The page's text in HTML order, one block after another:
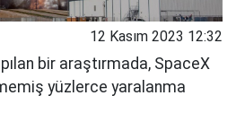
12 Kasım 2023 12:32
bir araştırmada, SpaceX
yüzlerce yaralanma